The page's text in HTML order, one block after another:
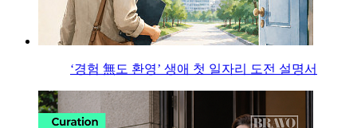
‘경험 無도 환영’ 생애 첫 일자리 도전 설명서